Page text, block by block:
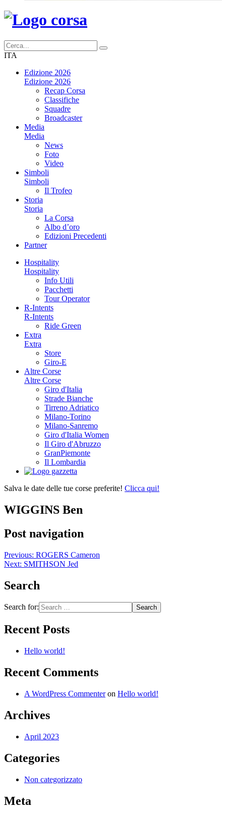
ITA
Edizione 2026
Edizione 2026
Recap Corsa
Classifiche
Squadre
Broadcaster
Media
Media
News
Foto
Video
Simboli
Simboli
Il Trofeo
Storia
Storia
La Corsa
Albo d’oro
Edizioni Precedenti
Partner
Hospitality
Hospitality
Info Utili
Pacchetti
Tour Operator
R-Intents
R-Intents
Ride Green
Extra
Extra
Store
Giro-E
Altre Corse
Altre Corse
Giro d'Italia
Strade Bianche
Tirreno Adriatico
Milano-Torino
Milano-Sanremo
Giro d'Italia Women
Il Giro d'Abruzzo
GranPiemonte
Il Lombardia
Salva le date delle tue corse preferite! Clicca qui!
WIGGINS Ben
Post navigation
Previous: ROGERS Cameron
Next: SMITHSON Jed
Search
Search for:
Recent Posts
Hello world!
Recent Comments
A WordPress Commenteron Hello world!
Archives
April 2023
Categories
Non categorizzato
Meta